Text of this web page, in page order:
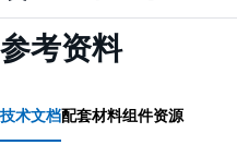
参考资料
技术文档配套材料组件资源